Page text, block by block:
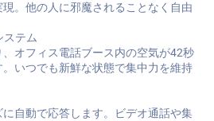
。他の人に邪魔されることなく自由
ステム
オフィス電話ブース内の空気が42秒
いつでも新鮮な状態で集中力を維持
自動で応答します。ビデオ通話や集